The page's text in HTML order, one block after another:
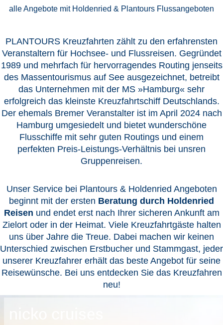
alle Angebote mit Holdenried & Plantours Flussangeboten
PLANTOURS Kreuzfahrten zählt zu den erfahrensten
Veranstaltern für Hochsee- und Flussreisen. Gegründet
1989 und mehrfach für hervorragendes Routing jenseits
des Massentourismus auf See ausgezeichnet, betreibt
das Unternehmen mit der MS »Hamburg« sehr
erfolgreich das kleinste Kreuzfahrtschiff Deutschlands.
Der ehemals Bremer Veranstalter ist im April 2024 nach
Hamburg umgesiedelt und bietet wunderschöne
Flusschiffe mit sehr guten Routings und einem
perfekten Preis-Leistungs-Verhältnis bei unsren
Gruppenreisen.
Unser Service bei Plantours & Holdenried Angeboten
beginnt mit der ersten Beratung durch Holdenried
Reisen und endet erst nach Ihrer sicheren Ankunft am
Zielort oder in der Heimat. Viele Kreuzfahrtgäste halten
uns über Jahre die Treue. Dabei machen wir keinen
Unterschied zwischen Erstbucher und Stammgast, jeder
unserer Kreuzfahrer erhält das beste Angebot für seine
Reisewünsche. Bei uns entdecken Sie das Kreuzfahren
neu!